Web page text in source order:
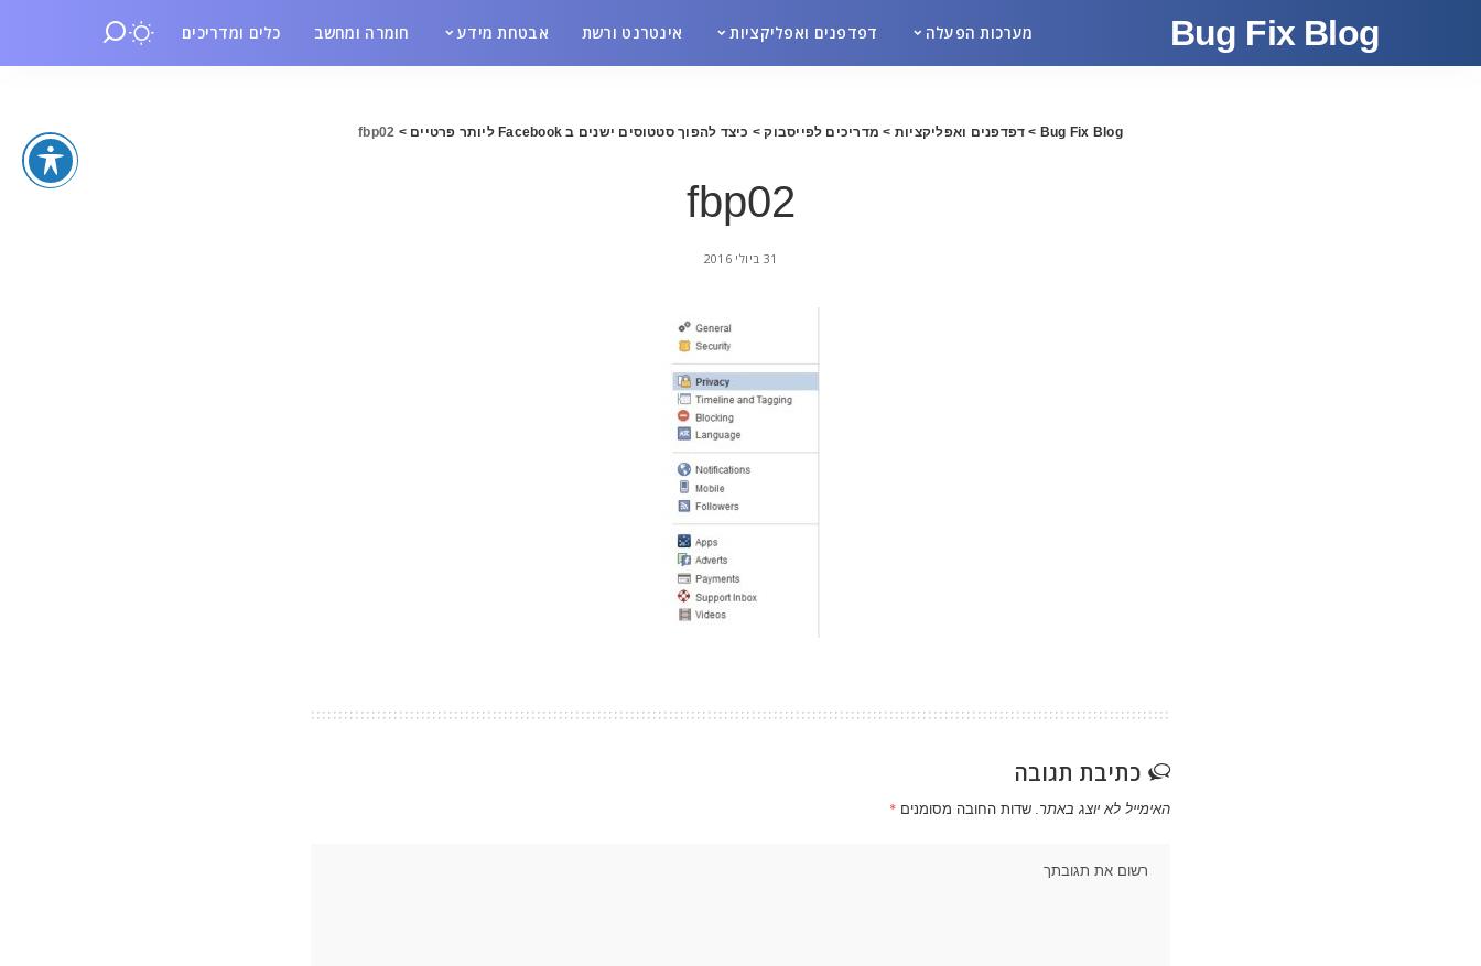
Bug Fix Blog מערכות הפעלה דפדפנים ואפליקציות אינטרנט ורשת אבטחת מידע חומרה ומחשב כלים ומדריכים
Bug Fix Blog
> דפדפנים ואפליקציות > מדריכים לפייסבוק> כיצד להפוך סטטוסים ישנים ב Facebook ליותר פרטיים >
fbp02
fbp02
31 ביולי 2016
כתיבת תגובה
האימייל לא יוצג באתר. שדות החובה מסומנים *